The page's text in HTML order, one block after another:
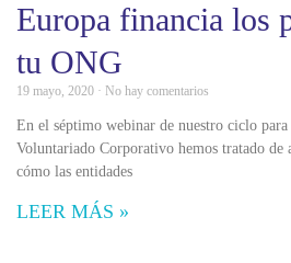
Europa financia los
tu ONG
19 mayo, 2020 No hay comentarios
En el séptimo webinar de nuestro ciclo para
Voluntariado Corporativo hemos tratado de
cómo las entidades
LEER MÁS »